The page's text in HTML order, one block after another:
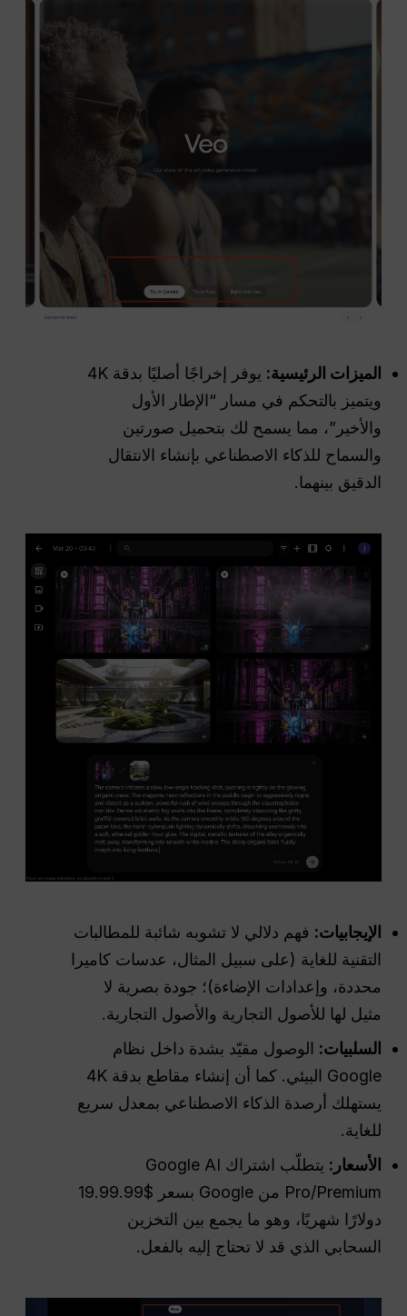
الميزات الرئيسية:
يوفر إخراجًا أصليًا بدقة 4K
ويتميز بالتحكم في مسار “الإطار الأول
والأخير”، مما يسمح لك بتحميل صورتين
والسماح للذكاء الاصطناعي بإنشاء الانتقال
الدقيق بينهما.
الإيجابيات: فهم دلالي لا تشوبه شائبة للمطالبات
التقنية للغاية (على سبيل المثال، عدسات كاميرا
محددة، وإعدادات الإضاءة)؛ جودة بصرية لا
مثيل لها للأصول التجارية والأصول التجارية.
السلبيات: الوصول مقيّد بشدة داخل نظام
Google البيئي. كما أن إنشاء مقاطع بدقة 4K
يستهلك أرصدة الذكاء الاصطناعي بمعدل سريع
للغاية.
الأسعار:
يتطلّب اشتراك Google AI
Pro/Premium من Google بسعر $19.99.99
دولارًا شهريًا، وهو ما يجمع بين التخزين
السحابي الذي قد لا تحتاج إليه بالفعل.